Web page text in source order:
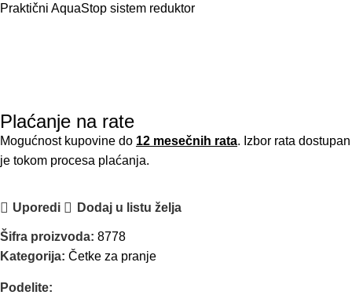
Praktični AquaStop sistem reduktor
Plaćanje na rate
Mogućnost kupovine do 12 mesečnih rata. Izbor rata dostupan
je tokom procesa plaćanja.
Uporedi Dodaj u listu želja
Šifra proizvoda: 8778
Kategorija: Četke za pranje
Podelite: